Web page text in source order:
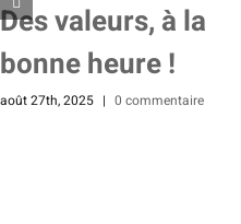
Des valeurs, à la
bonne heure !
août 27th, 2025 | 0 commentaire